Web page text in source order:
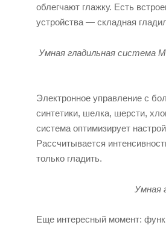
облегчают глажку. Есть
устройства — складная
Умная гладильная система
Электронное управление с
синтетики, шелка, шерсти,
система оптимизирует
Рассчитывается
только гладить.
Умная
Еще интересный момент: